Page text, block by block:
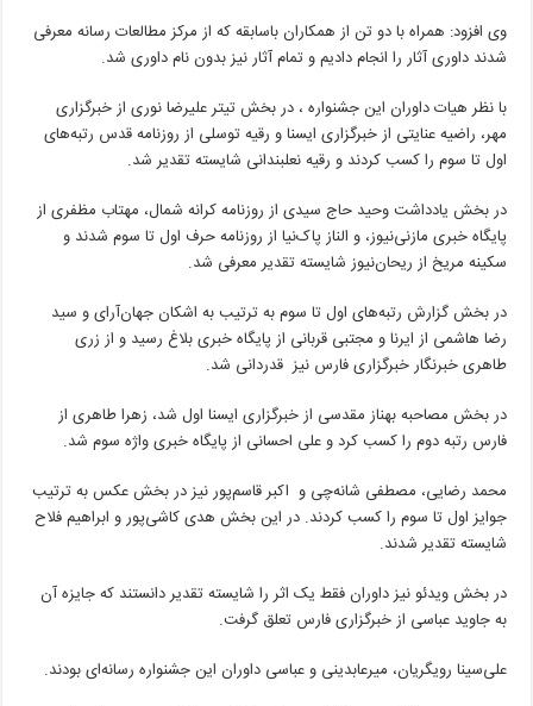
وی افزود: همراه با دو تن از همکاران باسابقه که از مرکز مطالعات رسانه معرفی
شدند داوری آثار را انجام دادیم و تمام آثار نیز بدون نام داوری شد.
با نظر هیات داوران این جشنواره ، در بخش تیتر علیرضا نوری از خبرگزاری
مهر، راضیه عنایتی از خبرگزاری ایسنا و رقیه توسلی از روزنامه قدس رتبه‌های
اول تا سوم را کسب کردند و رقیه نعلبندانی شایسته تقدیر شد.
در بخش یادداشت وحید حاج سیدی از روزنامه کرانه شمال، مهتاب مظفری از
پایگاه خبری مازنی‌نیوز، و الناز پاک‌نیا از روزنامه حرف اول تا سوم شدند و
سکینه مریخ از ریحان‌نیوز شایسته تقدیر معرفی شد.
در بخش گزارش رتبه‌های اول تا سوم به ترتیب به اشکان جهان‌آرای و سید
رضا هاشمی از ایرنا و مجتبی قربانی از پایگاه خبری بلاغ رسید و از زری
طاهری خبرنگار خبرگزاری فارس نیز قدردانی شد.
در بخش مصاحبه بهناز مقدسی از خبرگزاری ایسنا اول شد، زهرا طاهری از
فارس رتبه دوم را کسب کرد و علی احسانی از پایگاه خبری واژه سوم شد.
محمد رضایی، مصطفی شانه‌چی و اکبر قاسم‌پور نیز در بخش عکس به ترتیب
جوایز اول تا سوم را کسب کردند. در این بخش هدی کاشی‌پور و ابراهیم فلاح
شایسته تقدیر شدند.
در بخش ویدئو نیز داوران فقط یک اثر را شایسته تقدیر دانستند که جایزه آن
به جاوید عباسی از خبرگزاری فارس تعلق گرفت.
علی‌سینا رویگریان، میرعابدینی و عباسی داوران این جشنواره رسانه‌ای بودند.